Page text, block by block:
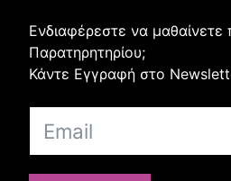
Ενδιαφέρεστε να μαθαίνετε
Παρατηρητηρίου;
Κάντε Εγγραφή στο